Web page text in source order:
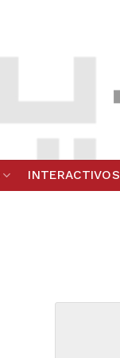
INTERACTIVOS